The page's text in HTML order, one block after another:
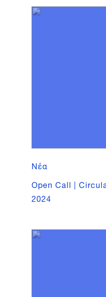
Νέα
Open Call |
2024